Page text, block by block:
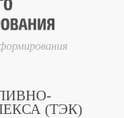
(ТЭК)